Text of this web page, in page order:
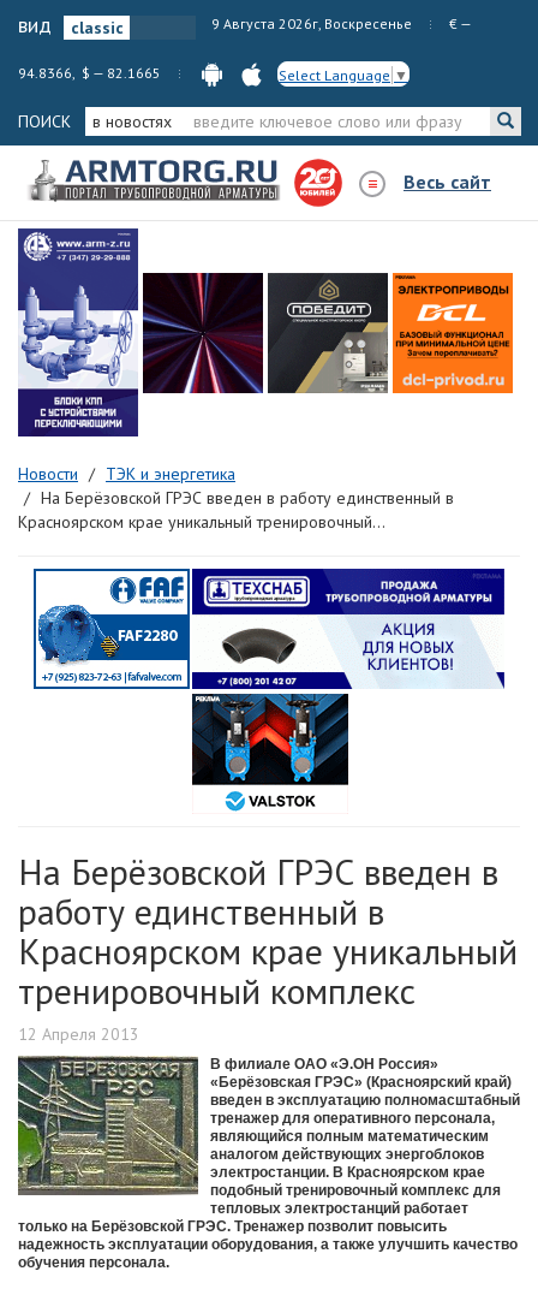
вид 9 Августа 2026г, Воскресенье € —
94.8366, $ — 82.1665 Select Language ▼
ПОИСК в новостях
Весь сайт
Новости
ТЭК и энергетика
На Берёзовской ГРЭС введен в работу единственный в
Красноярском крае уникальный тренировочный...
На Берёзовской ГРЭС введен в
работу единственный в
Красноярском крае уникальный
тренировочный комплекс
12 Апреля 2013
В филиале ОАО «Э.ОН Россия»
«Берёзовская ГРЭС» (Красноярский край)
введен в эксплуатацию полномасштабный
тренажер для оперативного персонала,
являющийся полным математическим
аналогом действующих энергоблоков
электростанции. В Красноярском крае
подобный тренировочный комплекс для
тепловых электростанций работает
только на Берёзовской ГРЭС. Тренажер позволит повысить
надежность эксплуатации оборудования, а также улучшить качество
обучения персонала.